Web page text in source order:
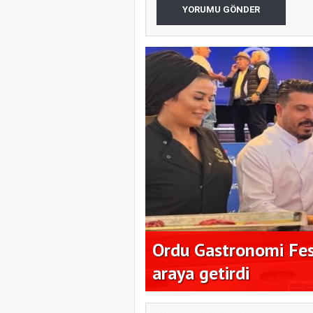
YORUMU GÖNDER
Ordu Gastronomi
araya getirdi